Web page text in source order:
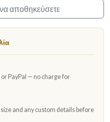
να αποθηκεύσετε
PayPal — no charge for
and any custom details before